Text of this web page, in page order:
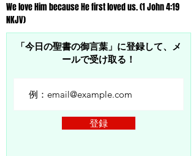
We love Him because He first loved us. (1 John 4:19
NKJV)
「今日の聖書の御言葉」に登録して、メ
ールで受け取る！
登録